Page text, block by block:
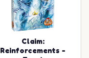
Claim:
Reinforcements -